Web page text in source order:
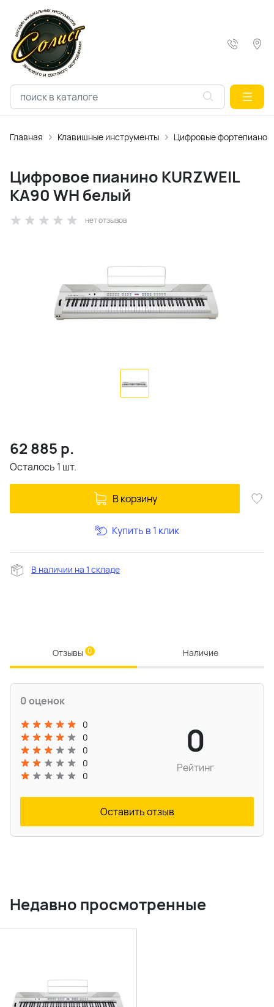
Главная Клавишные инструменты Цифровые фортепиано
Цифровое пианино KURZWEIL
KA90 WH белый
нет отзывов
62 885 р.
Осталось 1 шт.
В корзину
Купить в 1 клик
В наличии на 1 складе
Отзывы 0 Наличие
0 оценок
0
0
0
0
0
0
Рейтинг
Оставить отзыв
Недавно просмотренные